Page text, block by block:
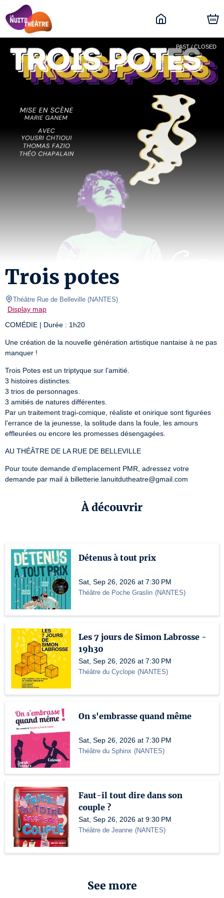
PAST / CLOSED
Trois potes
Théâtre Rue de Belleville (NANTES)
Display map
COMÉDIE | Durée : 1h20
Une création de la nouvelle génération artistique nantaise à ne pas
manquer !
Trois Potes est un triptyque sur l’amitié.
3 histoires distinctes.
3 trios de personnages.
3 amitiés de natures différentes.
Par un traitement tragi-comique, réaliste et onirique sont figurées
l’errance de la jeunesse, la solitude dans la foule, les amours
effleurées ou encore les promesses désengagées.
AU THÉÂTRE DE LA RUE DE BELLEVILLE
Pour toute demande d'emplacement PMR, adressez votre
demande par mail à billetterie.lanuitdutheatre@gmail.com
À découvrir
Détenus à tout prix
Sat, Sep 26, 2026 at 7:30 PM
Théâtre de Poche Graslin (NANTES)
Les 7 jours de Simon Labrosse -
19h30
Sat, Sep 26, 2026 at 7:30 PM
Théâtre du Cyclope (NANTES)
On s'embrasse quand même
Sat, Sep 26, 2026 at 7:30 PM
Théâtre du Sphinx (NANTES)
Faut-il tout dire dans son
couple ?
Sat, Sep 26, 2026 at 9:30 PM
Théâtre de Jeanne (NANTES)
See more